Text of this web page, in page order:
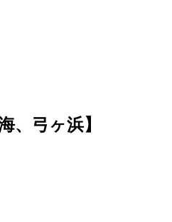
、弓ヶ浜】